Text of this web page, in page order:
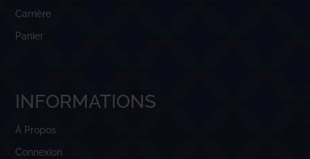
Carrière
Panier
INFORMATIONS
À Propos
Connexion